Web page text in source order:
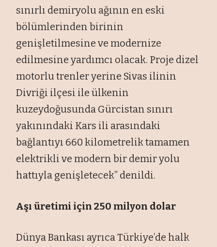
sınırlı demiryolu ağının en eski
bölümlerinden birinin
genişletilmesine ve modernize
edilmesine yardımcı olacak. Proje dizel
motorlu trenler yerine Sivas ilinin
Divriği ilçesi ile ülkenin
kuzeydoğusunda Gürcistan sınırı
yakınındaki Kars ili arasındaki
bağlantıyı 660 kilometrelik tamamen
elektrikli ve modern bir demir yolu
hattıyla genişletecek” denildi.
Aşı üretimi için 250 milyon dolar
Dünya Bankası ayrıca Türkiye’de halk